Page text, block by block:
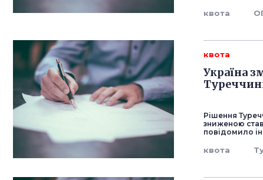
квота
квота
Україна
Рішення
зниженою
повідомило
квота